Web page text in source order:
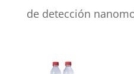
de detección